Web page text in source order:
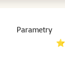
Parametry